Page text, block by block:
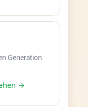
Generation
→